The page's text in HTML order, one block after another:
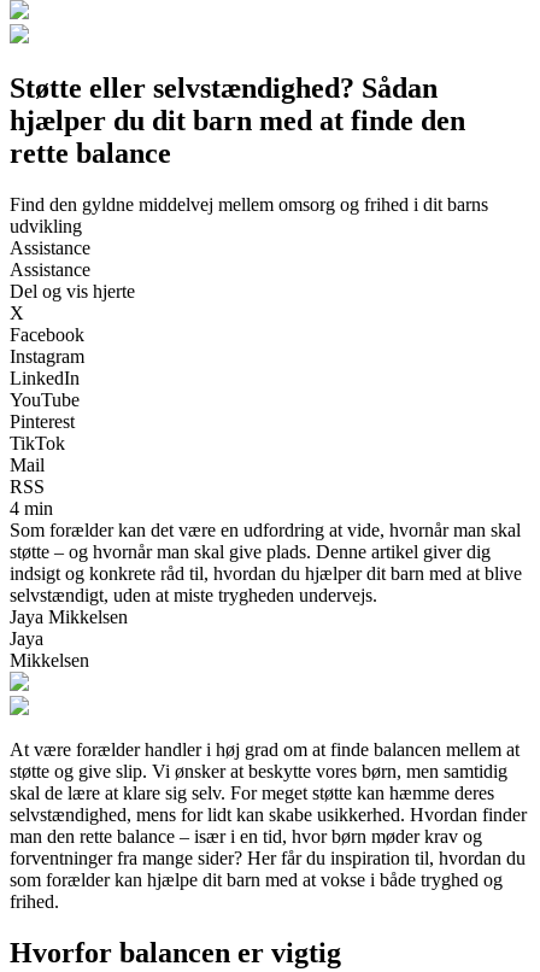
Støtte eller selvstændighed? Sådan
hjælper du dit barn med at finde den
rette balance
Find den gyldne middelvej mellem omsorg og frihed i dit barns
udvikling
Assistance
Assistance
Del og vis hjerte
X
Facebook
Instagram
LinkedIn
YouTube
Pinterest
TikTok
Mail
RSS
4 min
Som forælder kan det være en udfordring at vide, hvornår man skal
støtte – og hvornår man skal give plads. Denne artikel giver dig
indsigt og konkrete råd til, hvordan du hjælper dit barn med at blive
selvstændigt, uden at miste trygheden undervejs.
Jaya Mikkelsen
Jaya
Mikkelsen
At være forælder handler i høj grad om at finde balancen mellem at
støtte og give slip. Vi ønsker at beskytte vores børn, men samtidig
skal de lære at klare sig selv. For meget støtte kan hæmme deres
selvstændighed, mens for lidt kan skabe usikkerhed. Hvordan finder
man den rette balance – især i en tid, hvor børn møder krav og
forventninger fra mange sider? Her får du inspiration til, hvordan du
som forælder kan hjælpe dit barn med at vokse i både tryghed og
frihed.
Hvorfor balancen er vigtig